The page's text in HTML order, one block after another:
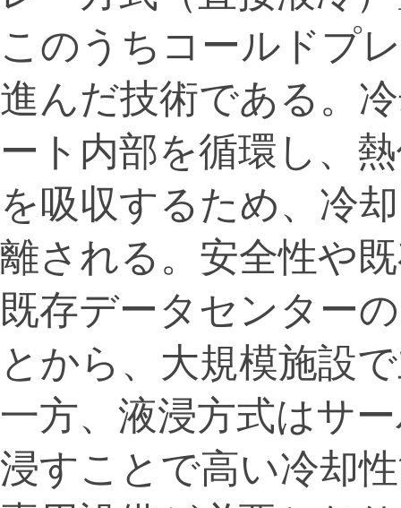
このうちコールドプ
進んだ技術である。
ート内部を循環し、
を吸収するため、冷
離される。安全性や
既存データセンター
とから、大規模施設
一方、液浸方式はサ
浸すことで高い冷却